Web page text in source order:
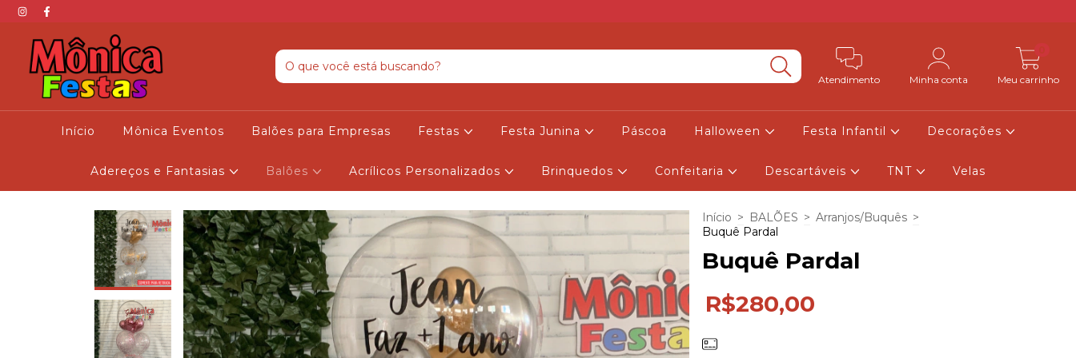
Atendimento Minha conta Meu carrinho
Início Mônica Eventos Balões para Empresas Festas Festa Junina Páscoa Halloween Festa Infantil Decorações
Adereços e Fantasias Balões Acrílicos Personalizados Brinquedos Confeitaria Descartáveis TNT Velas
Início > BALÕES > Arranjos/Buquês >
Buquê Pardal
Buquê Pardal
R$280,00